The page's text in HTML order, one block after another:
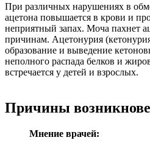
При различных нарушениях в
ацетона повышается в крови и
неприятный запах. Моча пахнет
причинам. Ацетонурия
образование и выведение
неполного распада белков и
встречается у детей и взрослых.
Причины
Мнение врачей: